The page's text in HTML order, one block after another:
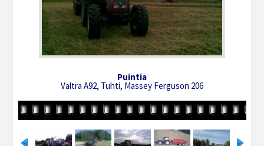
Puintia
Valtra A92, Tuhti, Massey Ferguson 206